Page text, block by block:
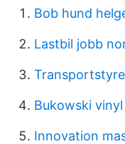
Bob hund
Lastbil jobb
Bukowski vinyl
Innovation